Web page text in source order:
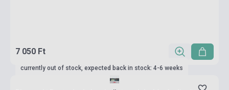
7 050 Ft
currently out of stock, expected back in stock: 4-6 weeks